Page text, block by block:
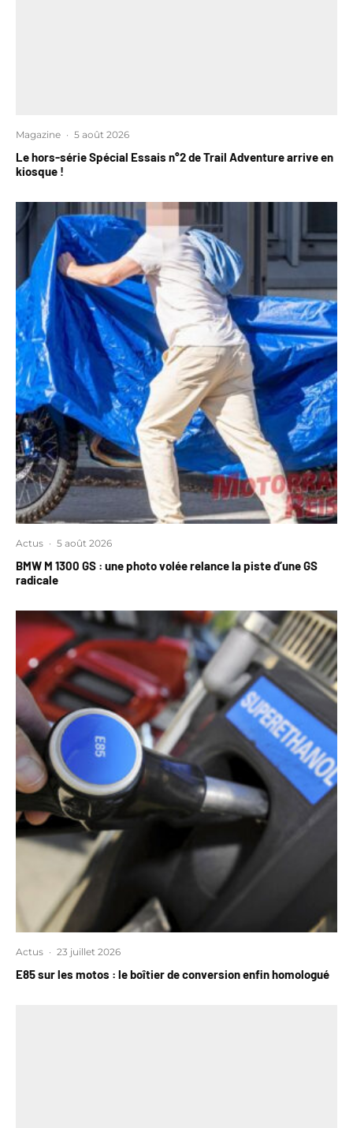
Magazine · 5 août 2026
Le hors-série Spécial Essais n°2 de Trail Adventure arrive en
kiosque !
Actus · 5 août 2026
BMW M 1300 GS : une photo volée relance la piste d’une GS
radicale
Actus · 23 juillet 2026
E85 sur les motos : le boîtier de conversion enfin homologué